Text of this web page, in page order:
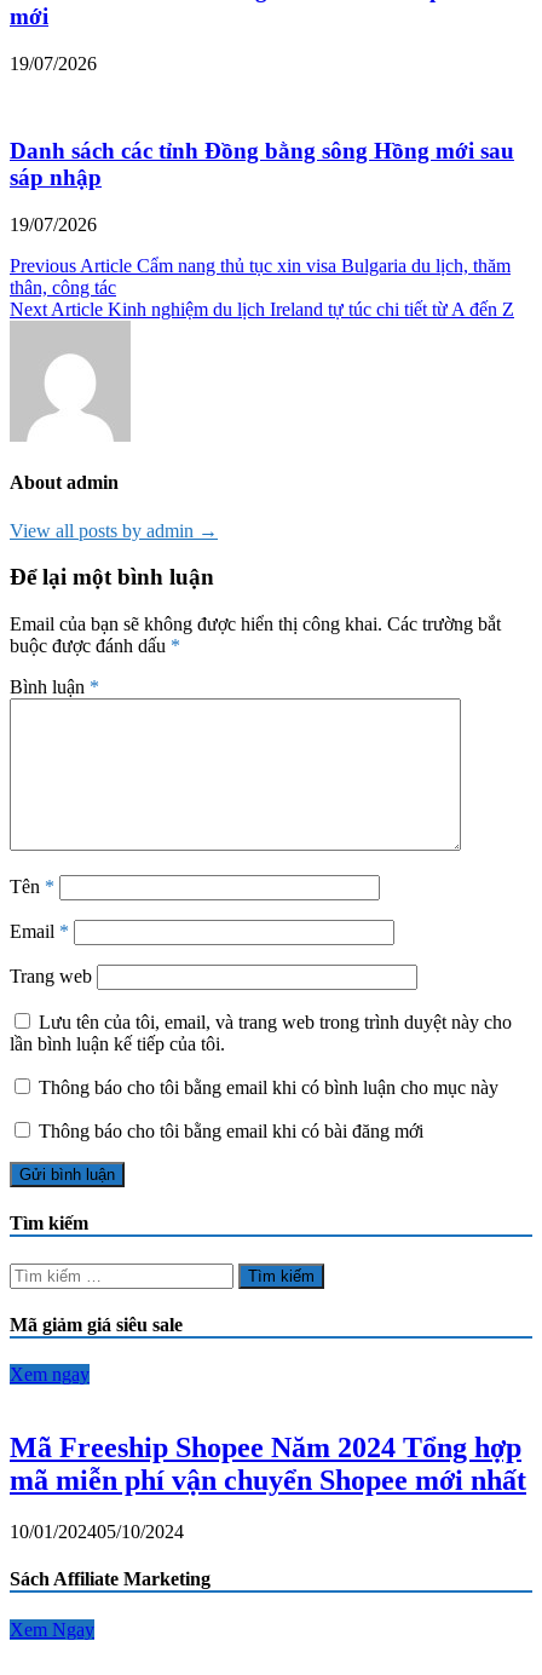
mới
19/07/2026
Danh sách các tỉnh Đồng bằng sông Hồng mới sau
sáp nhập
19/07/2026
Điều
hướng
viết
Previous Article Cẩm nang thủ tục xin visa Bulgaria du lịch, thăm
thân, công tác
Next Article Kinh nghiệm du lịch Ireland tự túc chi tiết từ A đến Z
About admin
View all posts by admin →
Để lại một bình luận
Email của bạn sẽ không được hiển thị công khai. Các trường bắt
buộc được đánh dấu *
Bình luận *
Tên *
Email *
Trang web
Lưu tên của tôi, email, và trang web trong trình duyệt này cho
lần bình luận kế tiếp của tôi.
Thông báo cho tôi bằng email khi có bình luận cho mục này
Thông báo cho tôi bằng email khi có bài đăng mới
Tìm kiếm
Tìm
kiếm
cho:
Mã giảm giá siêu sale
Xem ngay
Mã Freeship Shopee Năm 2024 Tổng hợp
mã miễn phí vận chuyển Shopee mới nhất
10/01/202405/10/2024
Sách Affiliate Marketing
Xem Ngay